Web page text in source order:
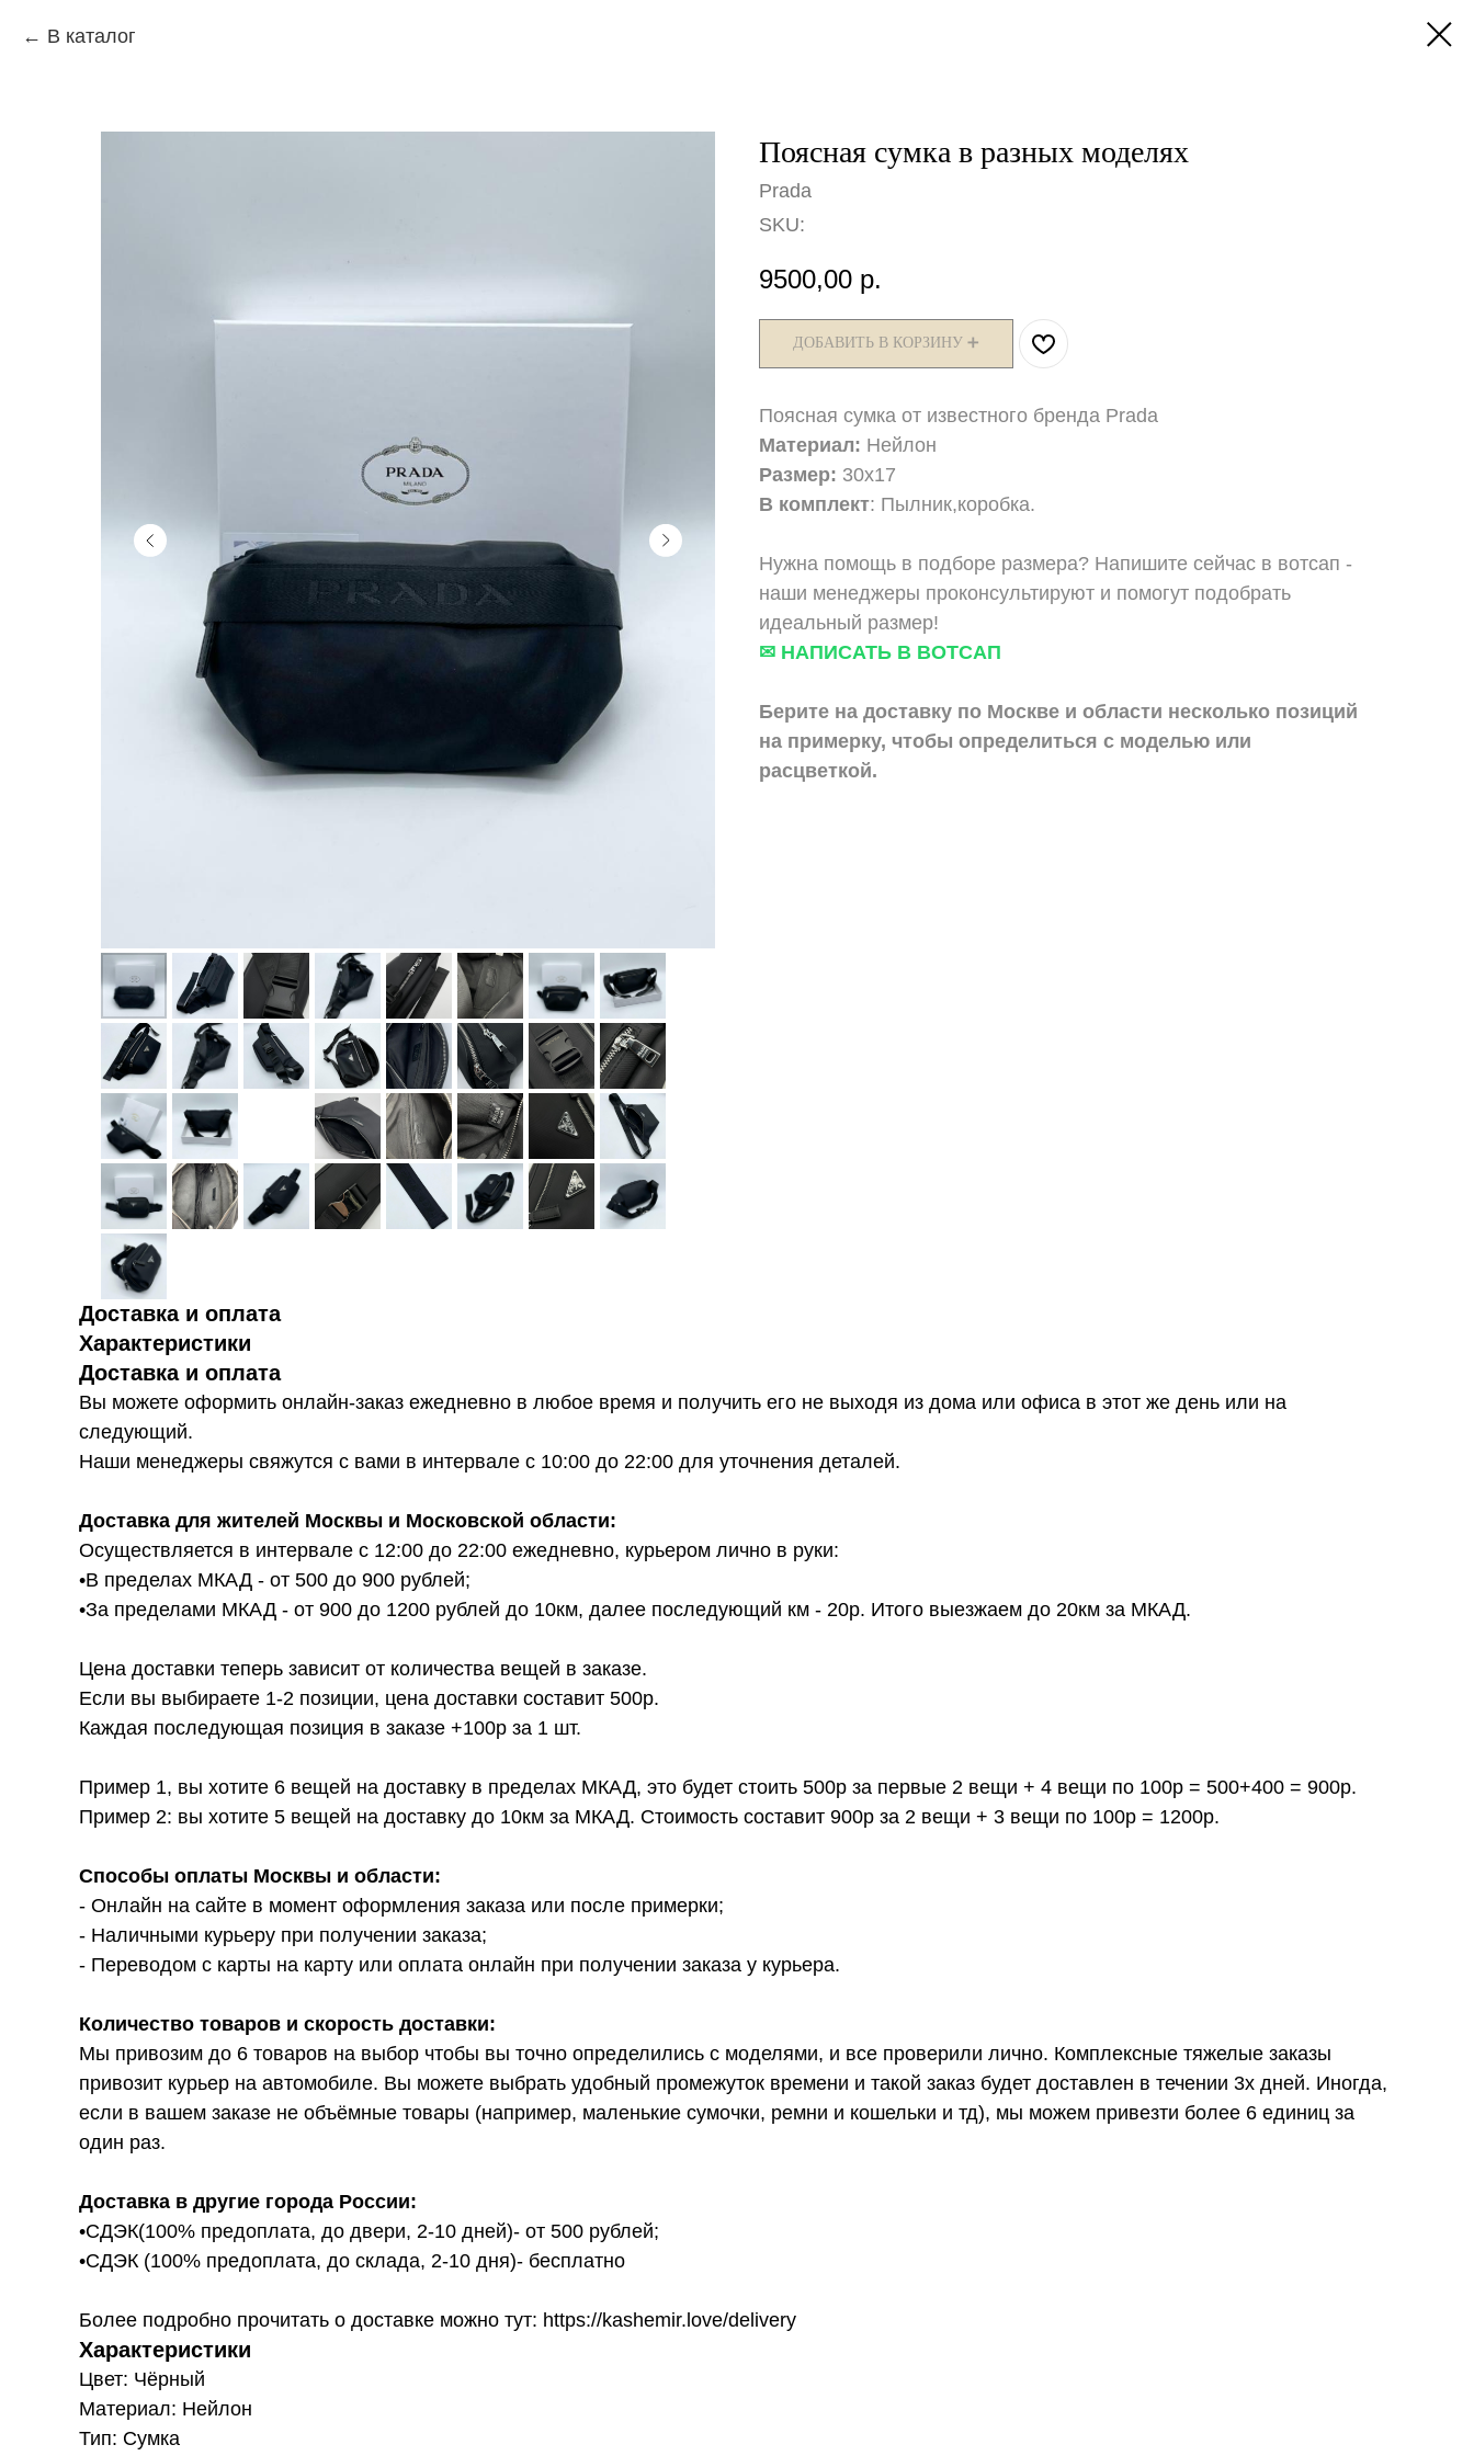
В каталог
Поясная сумка в разных моделях
Prada
SKU:
9500,00 р.
ДОБАВИТЬ В КОРЗИНУ ➕
Поясная сумка от известного бренда Prada
Материал: Нейлон
Размер: 30х17
В комплект: Пылник,коробка.
Нужна помощь в подборе размера? Напишите сейчас в вотсап -
наши менеджеры проконсультируют и помогут подобрать
идеальный размер!
✉ НАПИСАТЬ В ВОТСАП
Берите на доставку по Москве и области несколько позиций
на примерку, чтобы определиться с моделью или
расцветкой.
Доставка и оплата
Характеристики
Доставка и оплата
Вы можете оформить онлайн-заказ ежедневно в любое время и получить его не выходя из дома или офиса в этот же день или на
следующий.
Наши менеджеры свяжутся с вами в интервале с 10:00 до 22:00 для уточнения деталей.
Доставка для жителей Москвы и Московской области:
Осуществляется в интервале с 12:00 до 22:00 ежедневно, курьером лично в руки:
•В пределах МКАД - от 500 до 900 рублей;
•За пределами МКАД - от 900 до 1200 рублей до 10км, далее последующий км - 20р. Итого выезжаем до 20км за МКАД.
Цена доставки теперь зависит от количества вещей в заказе.
Если вы выбираете 1-2 позиции, цена доставки составит 500р.
Каждая последующая позиция в заказе +100р за 1 шт.
Пример 1, вы хотите 6 вещей на доставку в пределах МКАД, это будет стоить 500р за первые 2 вещи + 4 вещи по 100р = 500+400 = 900р.
Пример 2: вы хотите 5 вещей на доставку до 10км за МКАД. Стоимость составит 900р за 2 вещи + 3 вещи по 100р = 1200р.
Способы оплаты Москвы и области:
- Онлайн на сайте в момент оформления заказа или после примерки;
- Наличными курьеру при получении заказа;
- Переводом с карты на карту или оплата онлайн при получении заказа у курьера.
Количество товаров и скорость доставки:
Мы привозим до 6 товаров на выбор чтобы вы точно определились с моделями, и все проверили лично. Комплексные тяжелые заказы
привозит курьер на автомобиле. Вы можете выбрать удобный промежуток времени и такой заказ будет доставлен в течении 3х дней. Иногда,
если в вашем заказе не объёмные товары (например, маленькие сумочки, ремни и кошельки и тд), мы можем привезти более 6 единиц за
один раз.
Доставка в другие города России:
•СДЭК(100% предоплата, до двери, 2-10 дней)- от 500 рублей;
•СДЭК (100% предоплата, до склада, 2-10 дня)- бесплатно
Более подробно прочитать о доставке можно тут: https://kashemir.love/delivery
Характеристики
Цвет: Чёрный
Материал: Нейлон
Тип: Сумка